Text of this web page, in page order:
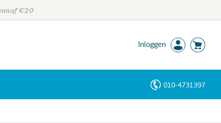
€20
Inloggen
010-4731397
Personen